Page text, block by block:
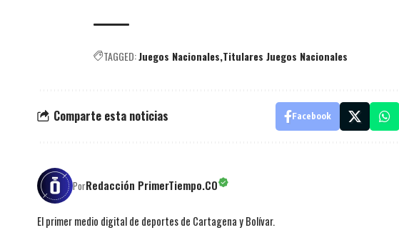
TAGGED:Juegos Nacionales Titulares Juegos Nacionales
Comparte esta noticias Facebook
PorRedacción PrimerTiempo.CO
El primer medio digital de deportes de Cartagena y Bolívar.